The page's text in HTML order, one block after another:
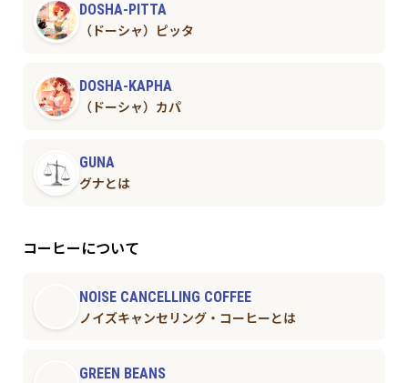
DOSHA-PITTA
（ドーシャ）ピッタ
DOSHA-KAPHA
（ドーシャ）カパ
GUNA
グナとは
コーヒーについて
NOISE CANCELLING COFFEE
ノイズキャンセリング・コーヒーとは
GREEN BEANS